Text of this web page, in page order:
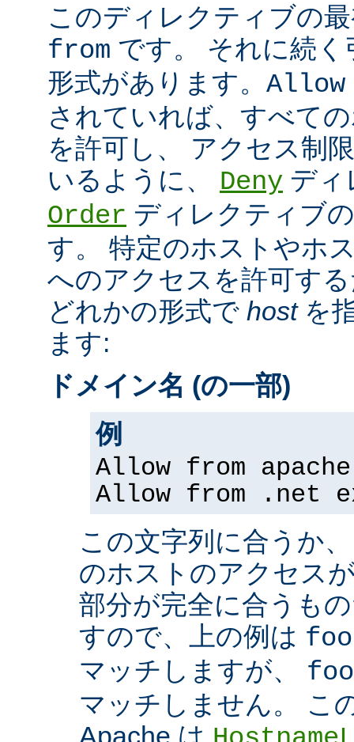
このディレクティブの
from です。 それに続
形式があります。
されていれば、すべて
を許可し、 アクセス制
いるように、 Deny ディ
Order ディレクティブ
す。 特定のホストやホ
へのアクセスを許可す
どれかの形式で hostを
ます:
ドメイン名 (の一部)
例
Allow from
Allow from .net
この文字列に合うか
のホストのアクセス
部分が完全に合うも
すので、上の例は
マッチしますが、
マッチしません。 こ
Apache は